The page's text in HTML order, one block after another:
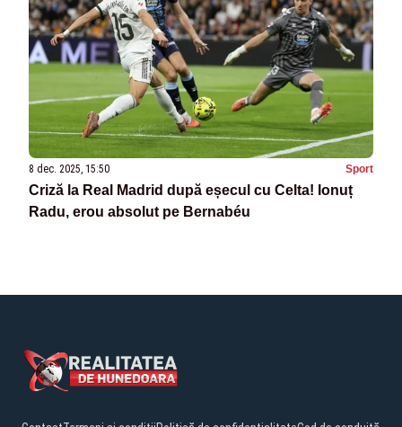
8 dec. 2025, 15:50 Sport
Criză la Real Madrid după eșecul cu Celta! Ionuț
Radu, erou absolut pe Bernabéu